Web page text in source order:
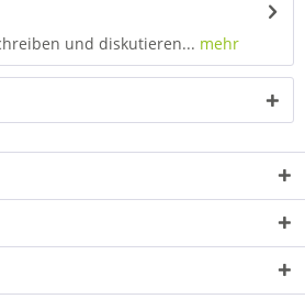
und diskutieren... mehr